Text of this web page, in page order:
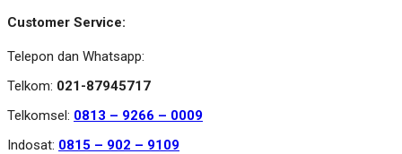
Customer Service:
Telepon dan Whatsapp:
Telkom: 021-87945717
Telkomsel: 0813 – 9266 – 0009
Indosat: 0815 – 902 – 9109